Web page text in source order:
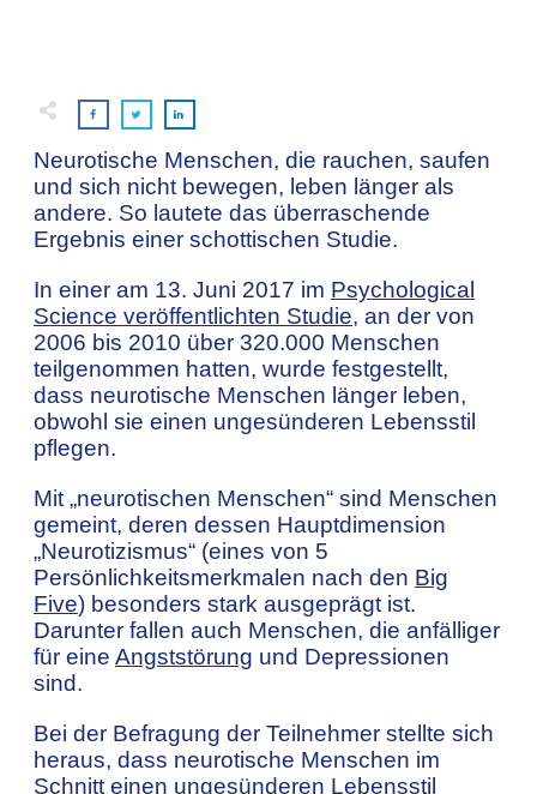
Neurotische Menschen, die rauchen, saufen
und sich nicht bewegen, leben länger als
andere. So lautete das überraschende
Ergebnis einer schottischen Studie.
In einer am 13. Juni 2017 im Psychological
Science veröffentlichten Studie, an der von
2006 bis 2010 über 320.000 Menschen
teilgenommen hatten, wurde festgestellt,
dass neurotische Menschen länger leben,
obwohl sie einen ungesünderen Lebensstil
pflegen.
Mit „neurotischen Menschen“ sind Menschen
gemeint, deren dessen Hauptdimension
„Neurotizismus“ (eines von 5
Persönlichkeitsmerkmalen nach den Big
Five) besonders stark ausgeprägt ist.
Darunter fallen auch Menschen, die anfälliger
für eine Angststörung und Depressionen
sind.
Bei der Befragung der Teilnehmer stellte sich
heraus, dass neurotische Menschen im
Schnitt einen ungesünderen Lebensstil